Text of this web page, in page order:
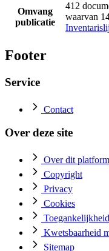
Omvang
publicatie
412
waarvan
Footer
Service
Contact
Over deze site
Over dit platform
Copyright
Privacy
Cookies
Toegankelijkheid
Kwetsbaarheid
Sitemap